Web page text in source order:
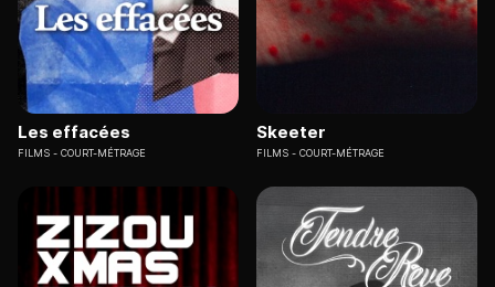
Les effacées
FILMS COURT-MÉTRAGE
Skeeter
FILMS COURT-MÉTRAGE